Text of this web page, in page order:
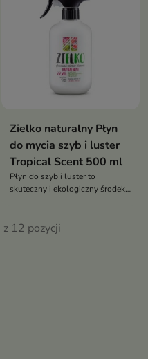
Zielko naturalny Płyn
do mycia szyb i luster
Tropical Scent 500 ml
Płyn do szyb i luster to
skuteczny i ekologiczny środek
12 pozycji